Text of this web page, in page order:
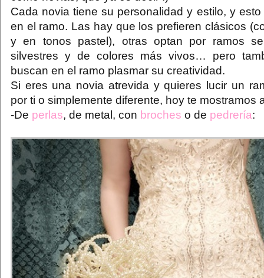
Cada novia tiene su personalidad y estilo, y
en el ramo. Las hay que los prefieren clásicos
y en tonos pastel), otras optan por ramos
silvestres y de colores más vivos… pero
buscan en el ramo plasmar su creatividad.
Si eres una novia atrevida y quieres lucir un
por ti o simplemente diferente, hoy te mostramos
-De perlas, de metal, con broches o de pedrería: